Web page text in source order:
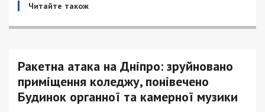
Читайте також
Ракетна атака на Дніпро: зруйновано
приміщення коледжу, понівечено
Будинок органної та камерної музики